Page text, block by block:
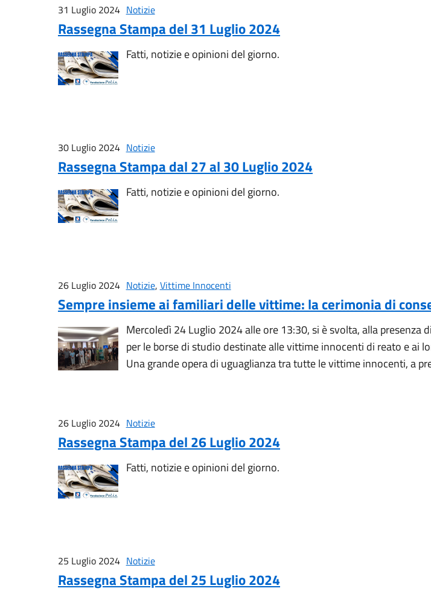
31 Luglio 2024 Notizie
Rassegna Stampa del 31 Luglio 2024
Fatti, notizie e opinioni del giorno.
30 Luglio 2024 Notizie
Rassegna Stampa dal 27 al 30 Luglio 2024
Fatti, notizie e opinioni del giorno.
26 Luglio 2024 Notizie, Vittime Innocenti
Sempre insieme ai familiari delle vittime: la cerimonia di
Mercoledì 24 Luglio 2024 alle ore 13:30, si è svolta, alla
per le borse di studio destinate alle vittime innocenti di reato e ai
Una grande opera di uguaglianza tra tutte le vittime innocenti, a
26 Luglio 2024 Notizie
Rassegna Stampa del 26 Luglio 2024
Fatti, notizie e opinioni del giorno.
25 Luglio 2024 Notizie
Rassegna Stampa del 25 Luglio 2024